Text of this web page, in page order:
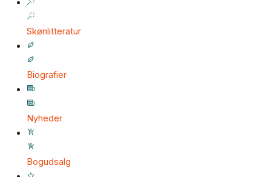
Skønlitteratur
Biografier
Nyheder
Bogudsalg